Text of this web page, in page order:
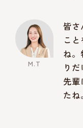
皆さ
こ
ね
り
先
たね。